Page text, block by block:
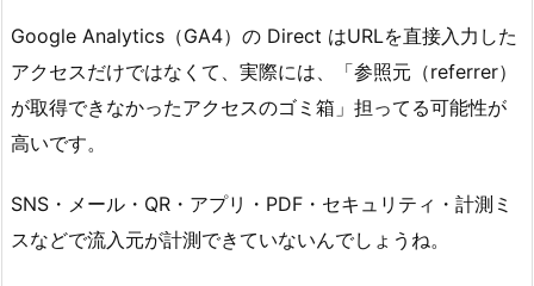
Google Analytics（GA4）の Direct はURLを直接入力した
アクセスだけではなくて、実際には、「参照元（referrer）
が取得できなかったアクセスのゴミ箱」担ってる可能性が
高いです。
SNS・メール・QR・アプリ・PDF・セキュリティ・計測ミ
スなどで流入元が計測できていないんでしょうね。